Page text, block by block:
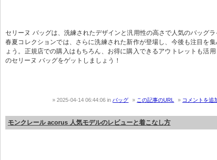
セリーヌ バッグは、洗練されたデザインと汎用性の高さで人気のバッグ
春夏コレクションでは、さらに洗練された新作が登場し、今後も注目を
ょう。正規店での購入はもちろん、お得に購入できるアウトレットも活
のセリーヌ バッグをゲットしましょう！
2025-04-14 06:44:06inバッグ この記事のURL コメントを追
モンクレール acorus 人気モデルのレビューと着こなし方